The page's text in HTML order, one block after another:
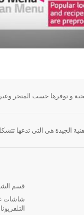
و توفرها حسب المتجر
الجيدة هي التي تدعها
قسم
شاشات